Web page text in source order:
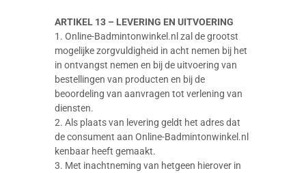
ARTIKEL 13 – LEVERING EN UITVOERING
1. Online-Badmintonwinkel.nl zal de grootst
mogelijke zorgvuldigheid in acht nemen bij het
in ontvangst nemen en bij de uitvoering van
bestellingen van producten en bij de
beoordeling van aanvragen tot verlening van
diensten.
2. Als plaats van levering geldt het adres dat
de consument aan Online-Badmintonwinkel.nl
kenbaar heeft gemaakt.
3. Met inachtneming van hetgeen hierover in